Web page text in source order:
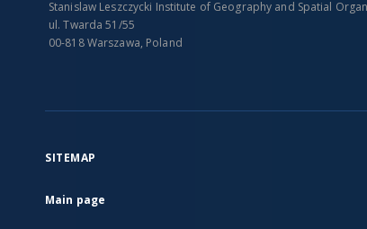
Stanislaw Leszczycki Institute of Geography and Spatial
ul. Twarda 51/55
00-818 Warszawa, Poland
SITEMAP
Main page